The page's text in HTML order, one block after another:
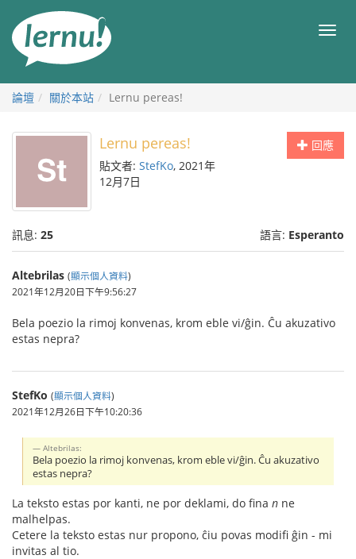
目
論壇 關於本站 Lernu pereas!
回應
Lernu pereas!
貼文者: StefKo, 2021年
12月7日
訊息: 25 語言: Esperanto
Altebrilas (顯示個人資料)
2021年12月20日下午9:56:27
Bela poezio la rimoj konvenas, krom eble vi/ĝin. Ĉu akuzativo
estas nepra?
StefKo (顯示個人資料)
2021年12月26日下午10:20:36
Altebrilas:
Bela poezio la rimoj konvenas, krom eble vi/ĝin. Ĉu akuzativo
estas nepra?
La teksto estas por kanti, ne por deklami, do fina n ne
malhelpas.
Cetere la teksto estas nur propono, ĉiu povas modifi ĝin - mi
invitas al tio.